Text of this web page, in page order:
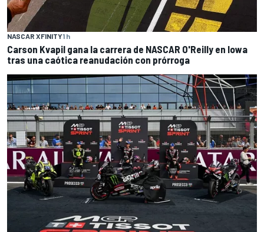
NASCAR XFINITY1 h
Carson Kvapil gana la carrera de NASCAR O'Reilly en Iowa
tras una caótica reanudación con prórroga